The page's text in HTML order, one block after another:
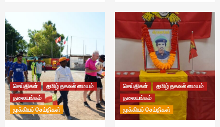
செய்திகள்
தமிழ் தகவல் மையம்
தலையங்கம்
முக்கியச் செய்திகள்
செய்திகள்
தமிழ் தகவல் மையம்
தலையங்கம்
முக்கியச் செய்திகள்